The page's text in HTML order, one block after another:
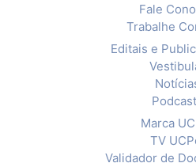
Fale
Trabalhe
Editais e
Marca
TV
Validador de